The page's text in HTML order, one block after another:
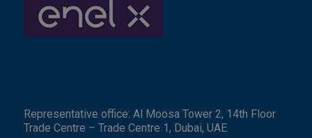
Representative office: Al Moosa Tower 2, 14th Floor
Trade Centre – Trade Centre 1, Dubai, UAE